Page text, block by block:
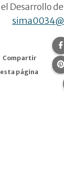
el Desarrollo
Compartir
esta página